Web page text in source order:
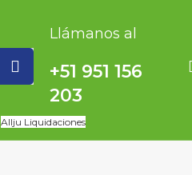
Llámanos al
+51 951 156
203
Allju Liquidaciones